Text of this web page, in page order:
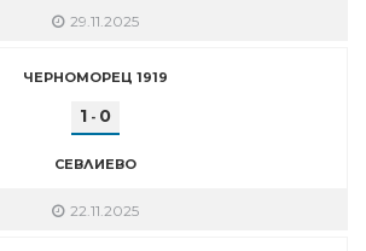
29.11.2025
ЧЕРНОМОРЕЦ 1919
1 - 0
СЕВЛИЕВО
22.11.2025